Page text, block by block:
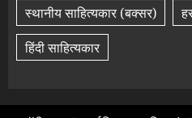
स्थानीय साहित्यकार (बक्सर)
हिंदी साहित्यकार